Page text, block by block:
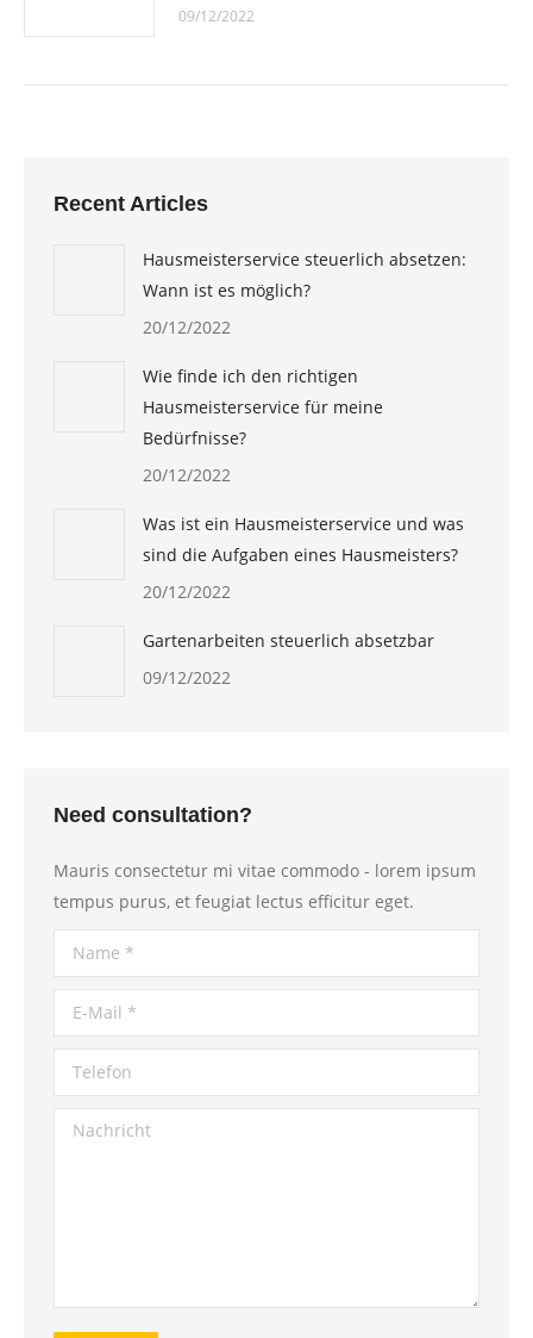
09/12/2022
Recent Articles
Hausmeisterservice steuerlich absetzen:
Wann ist es möglich?
20/12/2022
Wie finde ich den richtigen
Hausmeisterservice für meine
Bedürfnisse?
20/12/2022
Was ist ein Hausmeisterservice und was
sind die Aufgaben eines Hausmeisters?
20/12/2022
Gartenarbeiten steuerlich absetzbar
09/12/2022
Need consultation?
Mauris consectetur mi vitae commodo - lorem ipsum
tempus purus, et feugiat lectus efficitur eget.
Name *
E-Mail *
Telefon
Nachricht